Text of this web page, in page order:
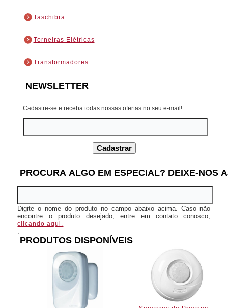
Taschibra
Torneiras Elétricas
Transformadores
NEWSLETTER
Cadastre-se e receba todas nossas ofertas no seu e-mail!
PROCURA ALGO EM ESPECIAL? DEIXE-NOS
Digite o nome do produto no campo abaixo acima. Caso não
encontre o produto desejado, entre em contato conosco,
clicando aqui.
.
PRODUTOS DISPONÍVEIS